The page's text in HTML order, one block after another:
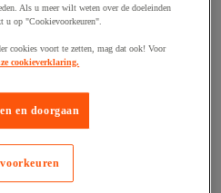
valsgelddetector
Als u meer wilt weten over de doeleinden
u op "Cookievoorkeuren".
cookies voort te zetten, mag dat ook! Voor
cookieverklaring.
en doorgaan